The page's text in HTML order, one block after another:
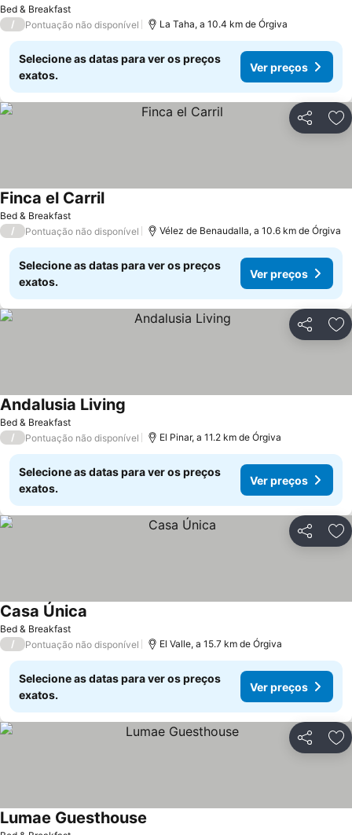
Bed & Breakfast
/ Pontuação não disponível La Taha, a 10.4 km de Órgiva
Selecione as datas para ver os preços
exatos.
Ver preços
Partilhar
Bed & Breakfast
Finca el CarrilVer preços
/ Pontuação não disponível Vélez de Benaudalla, a 10.6 km de Órgiva
Selecione as datas para ver os preços
exatos.
Ver preços
Partilhar
Bed & Breakfast
Andalusia Living
/ Pontuação não disponível El Pinar, a 11.2 km de Órgiva
Selecione as datas para ver os preços
exatos.
Ver preços
Partilhar
Bed & Breakfast
Casa Única
/ Pontuação não disponível El Valle, a 15.7 km de Órgiva
Selecione as datas para ver os preços
exatos.
Ver preços
Partilhar
Lumae Guesthouse